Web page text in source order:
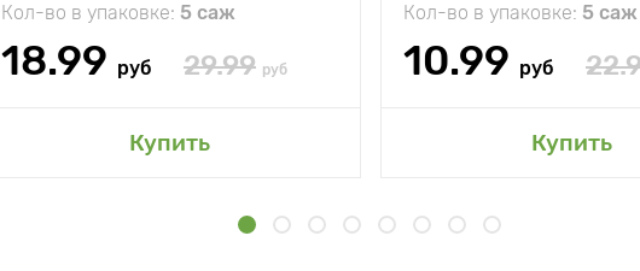
Кол-во в упаковке: 5 саж
18.99 руб 29.99 руб
Купить
Кол-во в упаковке: 5 саж
10.99 руб
Купить